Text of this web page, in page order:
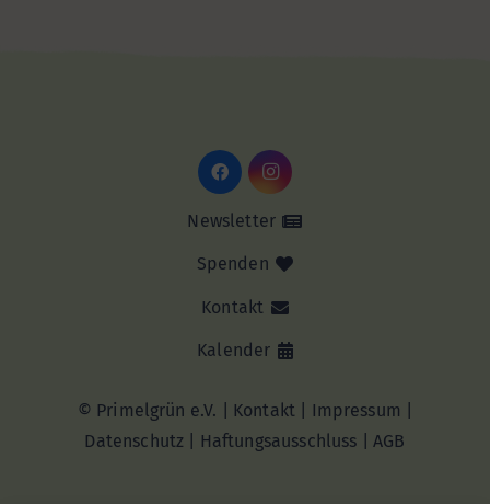
Newsletter
Spenden
Kontakt
Kalender
© Primelgrün e.V. | Kontakt Impressum
Datenschutz
Haftungsausschluss |AGB